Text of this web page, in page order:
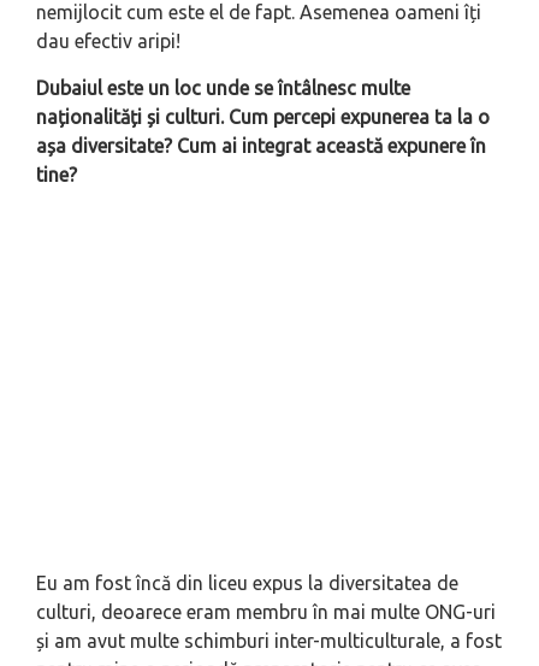
nemijlocit cum este el de fapt. Asemenea oameni îți
dau efectiv aripi!
Dubaiul este un loc unde se întâlnesc multe
naționalități și culturi. Cum percepi expunerea ta la o
așa diversitate? Cum ai integrat această expunere în
tine?
Eu am fost încă din liceu expus la diversitatea de
culturi, deoarece eram membru în mai multe ONG-uri
și am avut multe schimburi inter-multiculturale, a fost